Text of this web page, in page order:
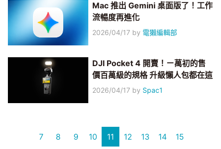
Mac 推出 Gemini 桌面版了！工作
流暢度再進化
2026/04/17 by 電獺編輯部
DJI Pocket 4 開賣！ㄧ萬初的售
價百萬級的規格 升級懶人包都在這
2026/04/17 by Spac1
7 8 9 10 11 12 13 14 15